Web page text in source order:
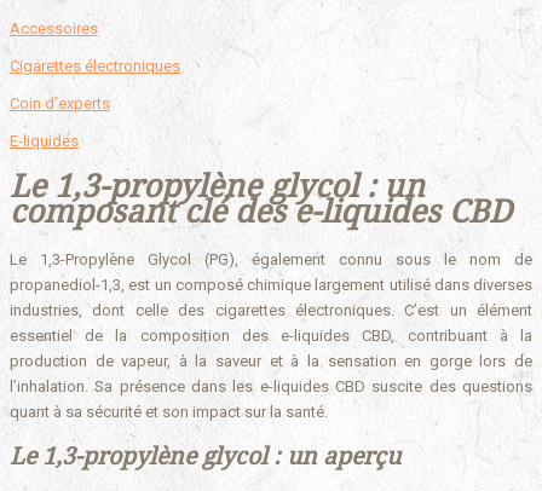
Accessoires
Cigarettes électroniques
Coin d’experts
E-liquides
Le 1,3-propylène glycol : un
composant clé des e-liquides CBD
Le 1,3-Propylène Glycol (PG), également connu sous le nom de
propanediol-1,3, est un composé chimique largement utilisé dans diverses
industries, dont celle des cigarettes électroniques. C’est un élément
essentiel de la composition des e-liquides CBD, contribuant à la
production de vapeur, à la saveur et à la sensation en gorge lors de
l’inhalation. Sa présence dans les e-liquides CBD suscite des questions
quant à sa sécurité et son impact sur la santé.
Le 1,3-propylène glycol : un aperçu